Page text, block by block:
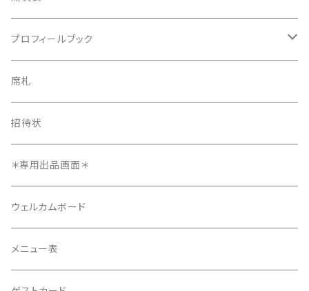
プロフィールブック
長方形タイプ
正方形タイプ
席札
招待状
メニュー表
プロフィールブック
長方形タイプ
8ページ
12ページ
正方形タイプ
席札
招待状
＊専用出品画面＊
ウェルカムボード
メニュー表